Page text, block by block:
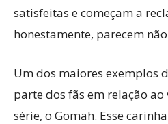
satisfeitas e começam a
honestamente, parecem
Um dos maiores exemplos
parte dos fãs em relação
série, o Gomah. Esse